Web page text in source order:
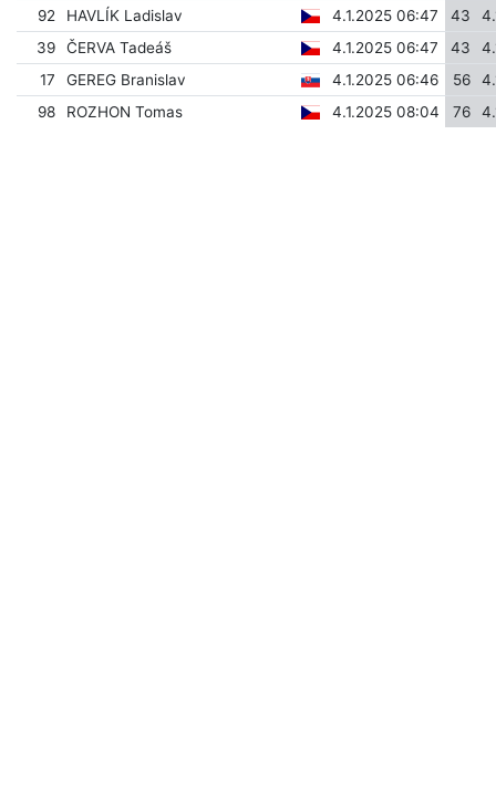
92
HAVLÍK Ladislav 4.1.2025 06:47 43
39
ČERVA Tadeáš 4.1.2025 06:47 43
17
GEREG Branislav 4.1.2025 06:46 56
98
ROZHON Tomas 4.1.2025 08:04 76